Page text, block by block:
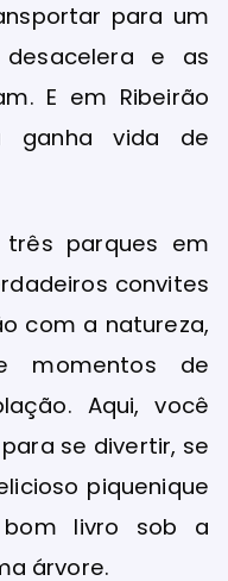
para um
e as
E em Ribeirão
ganha vida de
parques em
convites
com a natureza,
momentos de
Aqui, você
se divertir, se
piquenique
livro sob a
árvore.